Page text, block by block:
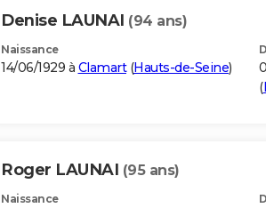
Denise LAUNAI (94 ans)
Naissance
14/06/1929 à Clamart(Hauts-de-Seine)
(
Roger LAUNAI (95 ans)
Naissance